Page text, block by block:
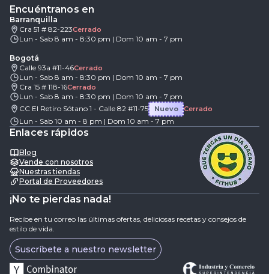
Encuéntranos en
Barranquilla
Cra 51 # 82-223Cerrado
Lun - Sab 8 am - 8:30 pm | Dom 10 am - 7 pm
Bogotá
Calle 93a #11-46Cerrado
Lun - Sab 8 am - 8:30 pm | Dom 10 am - 7 pm
Cra 15 # 118-16Cerrado
Lun - Sab 8 am - 8:30 pm | Dom 10 am - 7 pm
CC El Retiro Sótano 1 - Calle 82 #11-75
Nuevo Cerrado
Lun - Sab 10 am - 8 pm | Dom 10 am - 7 pm
Enlaces rápidos
Blog
Vende con nosotros
Nuestras tiendas
Portal de Proveedores
¡No te pierdas nada!
Recibe en tu correo las últimas ofertas, deliciosas recetas y consejos de
estilo de vida.
Suscríbete a nuestro newsletter